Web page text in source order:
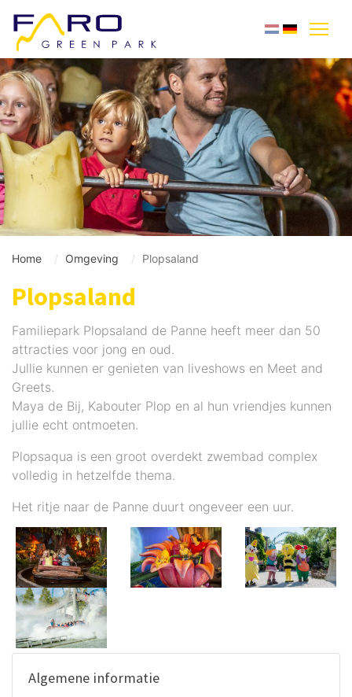
Home Omgeving Plopsaland
Plopsaland
Familiepark Plopsaland de Panne heeft meer dan 50
attracties voor jong en oud.
Jullie kunnen er genieten van liveshows en Meet and
Greets.
Maya de Bij, Kabouter Plop en al hun vriendjes kunnen
jullie echt ontmoeten.
Plopsaqua is een groot overdekt zwembad complex
volledig in hetzelfde thema.
Het ritje naar de Panne duurt ongeveer een uur.
Algemene informatie